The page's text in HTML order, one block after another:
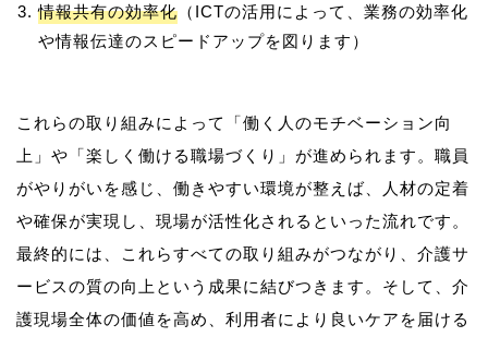
情報共有の効率化 （ICTの活用によって、業務の効率化
や情報伝達のスピードアップを図ります）
これらの取り組みによって「働く人のモチベーション向
上」や「楽しく働ける職場づくり」が進められます。職員
がやりがいを感じ、働きやすい環境が整えば、人材の定着
や確保が実現し、現場が活性化されるといった流れです。
最終的には、これらすべての取り組みがつながり、介護サ
ービスの質の向上という成果に結びつきます。そして、介
護現場全体の価値を高め、利用者により良いケアを届ける